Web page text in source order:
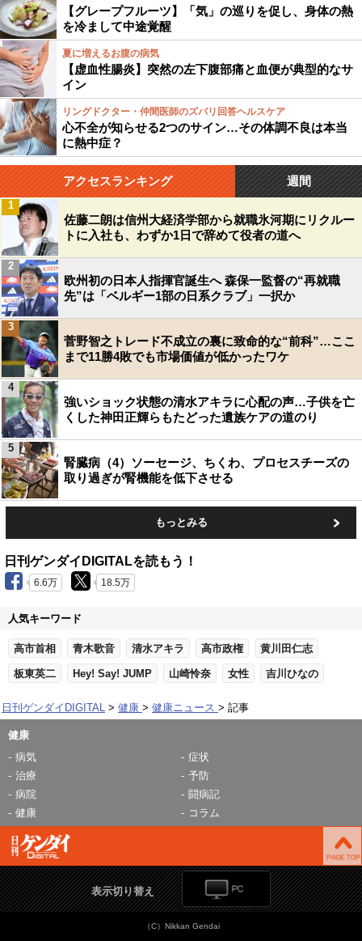
【グレープフルーツ】「気」の巡りを促し、身体の熱
を冷まして中途覚醒
夏に増えるお腹の病気
【虚血性腸炎】突然の左下腹部痛と血便が典型的なサ
イン
リングドクター・仲間医師のズバリ回答ヘルスケア
心不全が知らせる2つのサイン…その体調不良は本当
に熱中症？
アクセスランキング 週間
佐藤二朗は信州大経済学部から就職氷河期にリクルー
トに入社も、わずか1日で辞めて役者の道へ
1
欧州初の日本人指揮官誕生へ 森保一監督の“再就職
先”は「ベルギー1部の日系クラブ」一択か
2
菅野智之トレード不成立の裏に致命的な“前科”…ここ
まで11勝4敗でも市場価値が低かったワケ
3
強いショック状態の清水アキラに心配の声…子供を亡
くした神田正輝らもたどった遺族ケアの道のり
4
腎臓病（4）ソーセージ、ちくわ、プロセスチーズの
取り過ぎが腎機能を低下させる
5
もっとみる
日刊ゲンダイDIGITALを読もう！
6.6万 18.5万
人気キーワード
高市首相 青木歌音 清水アキラ 高市政権 黄川田仁志
板東英二 Hey! Say! JUMP 山崎怜奈 女性 吉川ひなの
日刊ゲンダイDIGITAL 健康 健康ニュース 記事
健康
病気
症状
治療
予防
病院
闘病記
健康
コラム
表示切り替え
（C）Nikkan Gendai